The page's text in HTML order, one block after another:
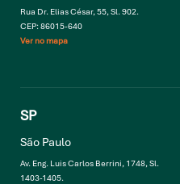
Rua Dr. Elias César, 55, Sl. 902.
CEP: 86015-640
Ver no mapa
SP
São Paulo
Av. Eng. Luis Carlos Berrini, 1748, Sl.
1403-1405.